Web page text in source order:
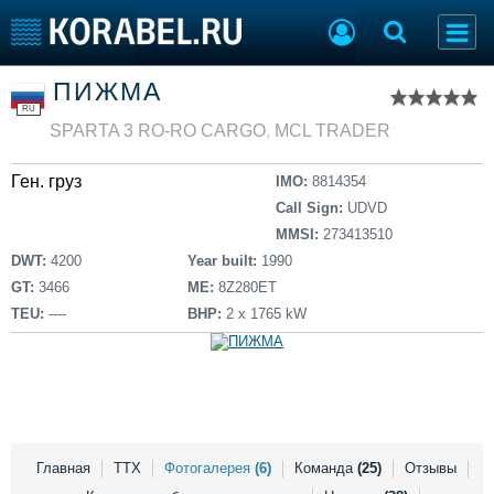
Тип судна
Добавить судно
Добавить проект
Судостроение
Работа
Материалы
Услуги
Конференции
Флот
RU
ПИЖМА
SPARTA 3 RO-RO CARGO, MCL TRADER
Ген. груз IMO: 8814354
Call Sign: UDVD
MMSI: 273413510
DWT: 4200
GT: 3466
TEU: ----
Year built: 1990
ME: 8Z280ET
BHP: 2 x 1765 kW
Главная ТТХ Фотогалерея (6) Команда (25)
Отзывы